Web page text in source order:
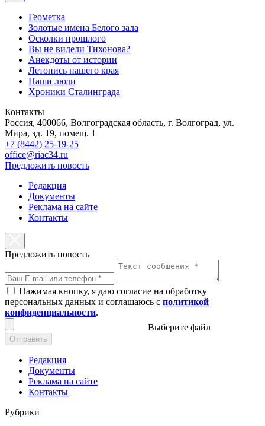
Геометка
Золотые имена Белого зала
Осколки прошлого
Вы не видели Тихонова?
Анекдоты от истории
Летопись нашего края
Наши люди
Хроники Сталинграда
Контакты
Россия, 400066, Волгоградская область, г. Волгоград, ул.
Мира, зд. 19, помещ. 1
+7 (8442) 25-19-25
office@riac34.ru
Предложить новость
Редакция
Документы
Реклама на сайте
Контакты
Предложить новость
Нажимая кнопку, я даю согласие на обработку
персональных данных и соглашаюсь с политикой
конфиденциальности.
Выберите файл
Отправить
Редакция
Документы
Реклама на сайте
Контакты
Рубрики